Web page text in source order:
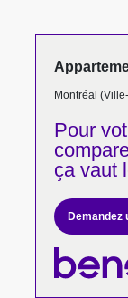
Montréal
Pour
ça vaut
Demandez